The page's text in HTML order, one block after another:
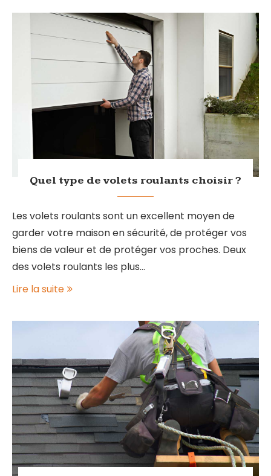
Quel type de volets roulants choisir ?
Les volets roulants sont un excellent moyen de
garder votre maison en sécurité, de protéger vos
biens de valeur et de protéger vos proches. Deux
des volets roulants les plus…
Lire la suite